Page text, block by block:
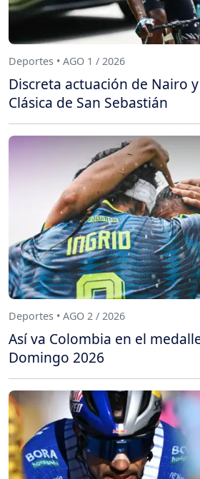
Deportes • AGO 1 / 2026
Discreta actuación de Nairo
Clásica de San Sebastián
Deportes • AGO 2 / 2026
Así va Colombia en el
Domingo 2026